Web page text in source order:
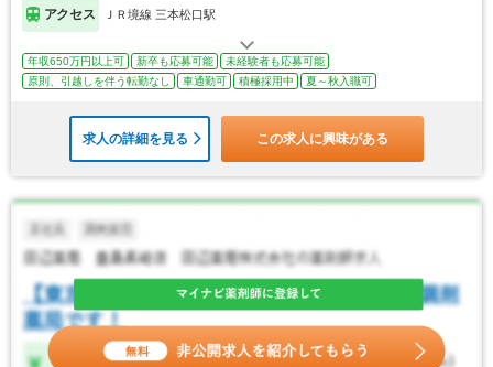
アクセス ＪＲ境線 三本松口駅
年収650万円以上可 新卒も応募可能
未経験者も応募可能
原則、引越しを伴う転勤なし
車通勤可 積極採用中 夏～秋入職可
求人の詳細を見る この求人に興味がある